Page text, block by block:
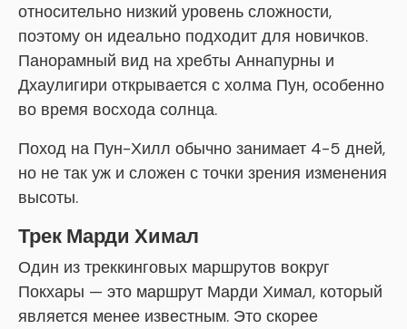
относительно низкий уровень сложности,
поэтому он идеально подходит для новичков.
Панорамный вид на хребты Аннапурны и
Дхаулигири открывается с холма Пун, особенно
во время восхода солнца.
Поход на Пун-Хилл обычно занимает 4-5 дней,
но не так уж и сложен с точки зрения изменения
высоты.
Трек Марди Химал
Один из треккинговых маршрутов вокруг
Покхары — это маршрут Марди Химал, который
является менее известным. Это скорее